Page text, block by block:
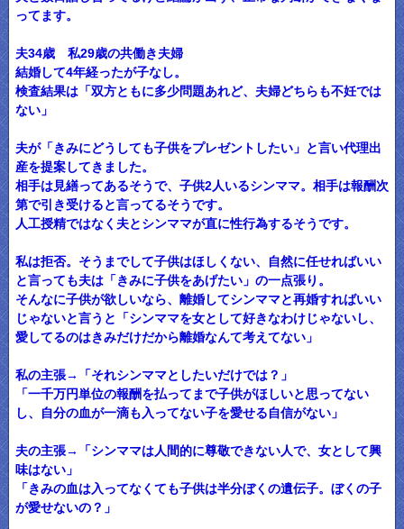
ってます。
夫34歳 私29歳の共働き夫婦
結婚して4年経ったが子なし。
検査結果は「双方ともに多少問題あれど、夫婦どちらも不妊では
ない」
夫が「きみにどうしても子供をプレゼントしたい」と言い代理出
産を提案してきました。
相手は見繕ってあるそうで、子供2人いるシンママ。相手は報酬次
第で引き受けると言ってるそうです。
人工授精ではなく夫とシンママが直に性行為するそうです。
私は拒否。そうまでして子供はほしくない、自然に任せればいい
と言っても夫は「きみに子供をあげたい」の一点張り。
そんなに子供が欲しいなら、離婚してシンママと再婚すればいい
じゃないと言うと「シンママを女として好きなわけじゃないし、
愛してるのはきみだけだから離婚なんて考えてない」
私の主張→「それシンママとしたいだけでは？」
「一千万円単位の報酬を払ってまで子供がほしいと思ってない
し、自分の血が一滴も入ってない子を愛せる自信がない」
夫の主張→「シンママは人間的に尊敬できない人で、女として興
味はない」
「きみの血は入ってなくても子供は半分ぼくの遺伝子。ぼくの子
が愛せないの？」